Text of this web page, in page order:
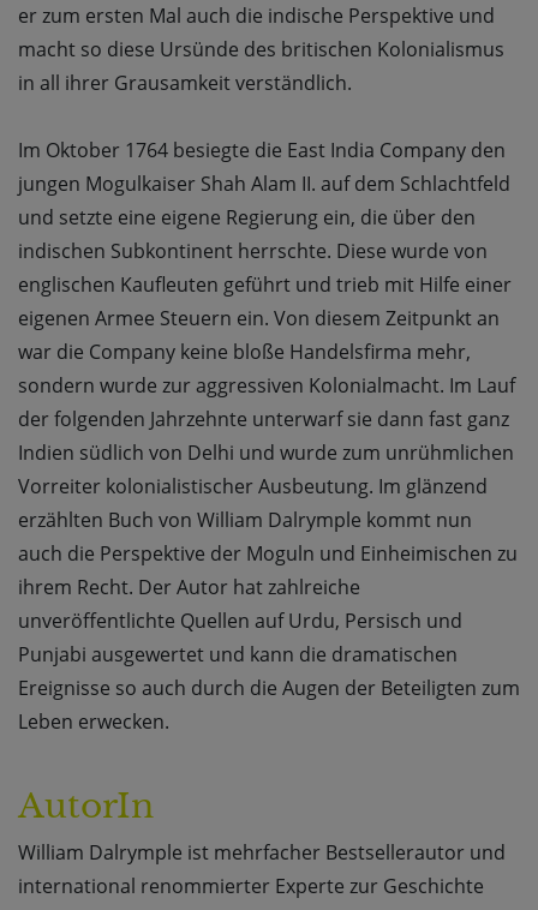
er zum ersten Mal auch die indische Perspektive und
macht so diese Ursünde des britischen Kolonialismus
in all ihrer Grausamkeit verständlich.
Im Oktober 1764 besiegte die East India Company den
jungen Mogulkaiser Shah Alam II. auf dem Schlachtfeld
und setzte eine eigene Regierung ein, die über den
indischen Subkontinent herrschte. Diese wurde von
englischen Kaufleuten geführt und trieb mit Hilfe einer
eigenen Armee Steuern ein. Von diesem Zeitpunkt an
war die Company keine bloße Handelsfirma mehr,
sondern wurde zur aggressiven Kolonialmacht. Im Lauf
der folgenden Jahrzehnte unterwarf sie dann fast ganz
Indien südlich von Delhi und wurde zum unrühmlichen
Vorreiter kolonialistischer Ausbeutung. Im glänzend
erzählten Buch von William Dalrymple kommt nun
auch die Perspektive der Moguln und Einheimischen zu
ihrem Recht. Der Autor hat zahlreiche
unveröffentlichte Quellen auf Urdu, Persisch und
Punjabi ausgewertet und kann die dramatischen
Ereignisse so auch durch die Augen der Beteiligten zum
Leben erwecken.
AutorIn
William Dalrymple ist mehrfacher Bestsellerautor und
international renommierter Experte zur Geschichte